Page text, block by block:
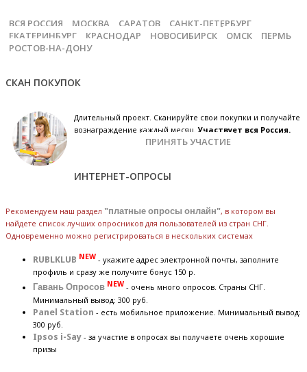
ВСЯ РОССИЯ МОСКВА САРАТОВ
САНКТ-ПЕТЕРБУРГ
ЕКАТЕРИНБУРГ
КРАСНОДАР НОВОСИБИРСК ОМСК
ПЕРМЬ
РОСТОВ-НА-ДОНУ
СКАН ПОКУПОК
Длительный проект. Сканируйте свои покупки и получайте
вознаграждение каждый месяц.Участвует вся Россия.
ПРИНЯТЬ УЧАСТИЕ
ИНТЕРНЕТ-ОПРОСЫ
Рекомендуем наш раздел "платные опросы онлайн", в котором вы
найдете список лучших опросников для пользователей из стран СНГ.
Одновременно можно регистрироваться в нескольких системах
RUBLKLUB NEW - укажите адрес электронной почты, заполните
профиль и сразу же получите бонус 150 р.
Гавань Опросов NEW - очень много опросов. Страны СНГ.
Минимальный вывод: 300 руб.
Panel Station - есть мобильное приложение. Минимальный вывод:
300 руб.
Ipsos i-Say - за участие в опросах вы получаете очень хорошие
призы